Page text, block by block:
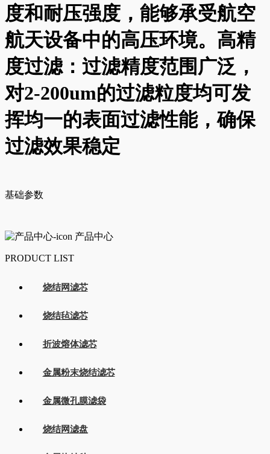
度和耐压强度，能够承受航空
航天设备中的高压环境。高精
度过滤：过滤精度范围广泛，
对2-200um的过滤粒度均可发
挥均一的表面过滤性能，确保
过滤效果稳定
基础参数
产品中心
PRODUCT LIST
烧结网滤芯
烧结毡滤芯
折波熔体滤芯
金属粉末烧结滤芯
金属微孔膜滤袋
烧结网滤盘